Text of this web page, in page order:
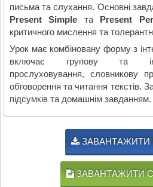
письма та слухання. Основні
Present Simple та Present
критичного мислення та
Урок має комбіновану форму з
включає групову та
прослуховування, словникову
обговорення та читання текстів.
підсумків та домашнім завданням.
ЗАВАНТАЖИТИ
ЗАВАНТАЖИТИ